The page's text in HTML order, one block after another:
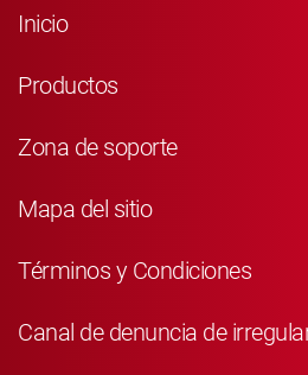
Inicio
Productos
Zona de soporte
Mapa del sitio
Términos y Condiciones
Canal de denuncia de